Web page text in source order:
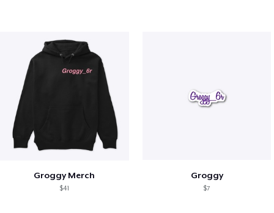
Groggy Merch
$41
Groggy
$7